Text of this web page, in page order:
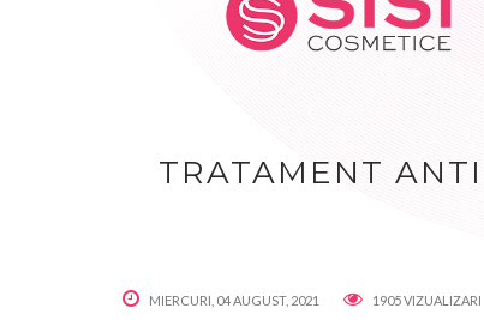
TRATAMENT
MIERCURI, 04 AUGUST, 2021 1905 VIZUALIZARI